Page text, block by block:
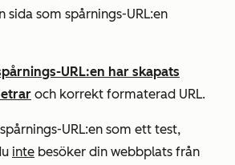
sida som spårnings-URL:en
URL:en har skapats
och korrekt formaterad URL.
URL:en som ett test,
inte besöker din webbplats från